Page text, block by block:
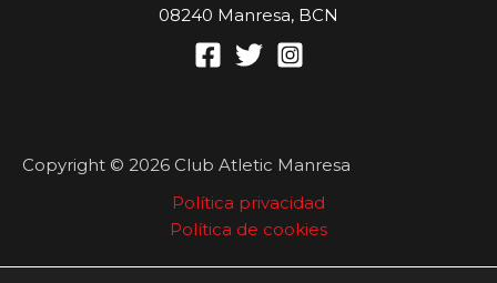
08240 Manresa, BCN
Copyright © 2026 Club Atletic Manresa
Política privacidad
Política de cookies